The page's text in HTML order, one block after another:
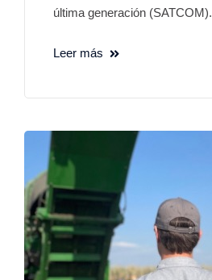
última generación (SATCOM).
Leer más